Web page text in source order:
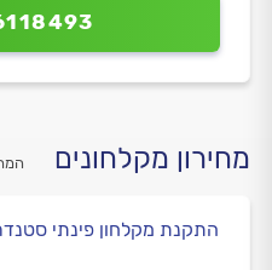
מחירון מקלחונים
התקנת מקלחון פינתי